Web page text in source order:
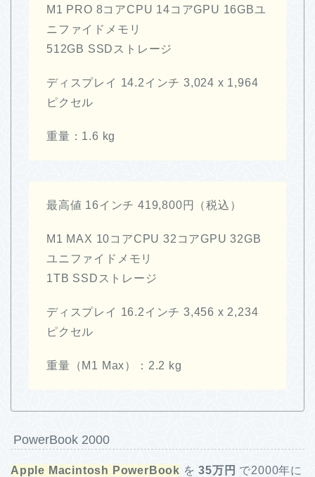
M1 PRO 8コアCPU 14コアGPU 16GBユ
ニファイドメモリ
512GB SSDストレージ
ディスプレイ 14.2インチ 3,024 x 1,964
ピクセル
重量：1.6 kg
最高値 16インチ 419,800円（税込）
M1 MAX 10コアCPU 32コアGPU 32GB
ユニファイドメモリ
1TB SSDストレージ
ディスプレイ 16.2インチ 3,456 x 2,234
ピクセル
重量（M1 Max）：2.2 kg
PowerBook 2000
Apple Macintosh PowerBook を35万円 で2000年に